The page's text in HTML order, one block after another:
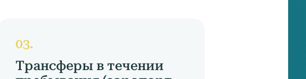
Трансферы в течении